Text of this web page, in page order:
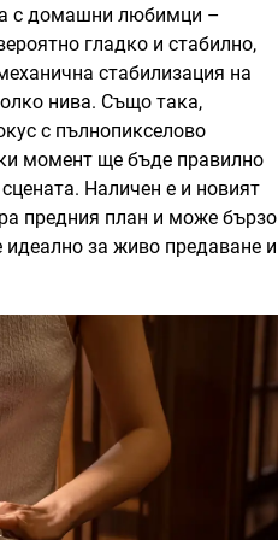
с домашни любимци –
гладко и стабилно,
стабилизация на
нива. Също така,
с пълнопикселово
момент ще бъде правилно
Наличен е и новият
предния план и може бързо
идеално за живо предаване и